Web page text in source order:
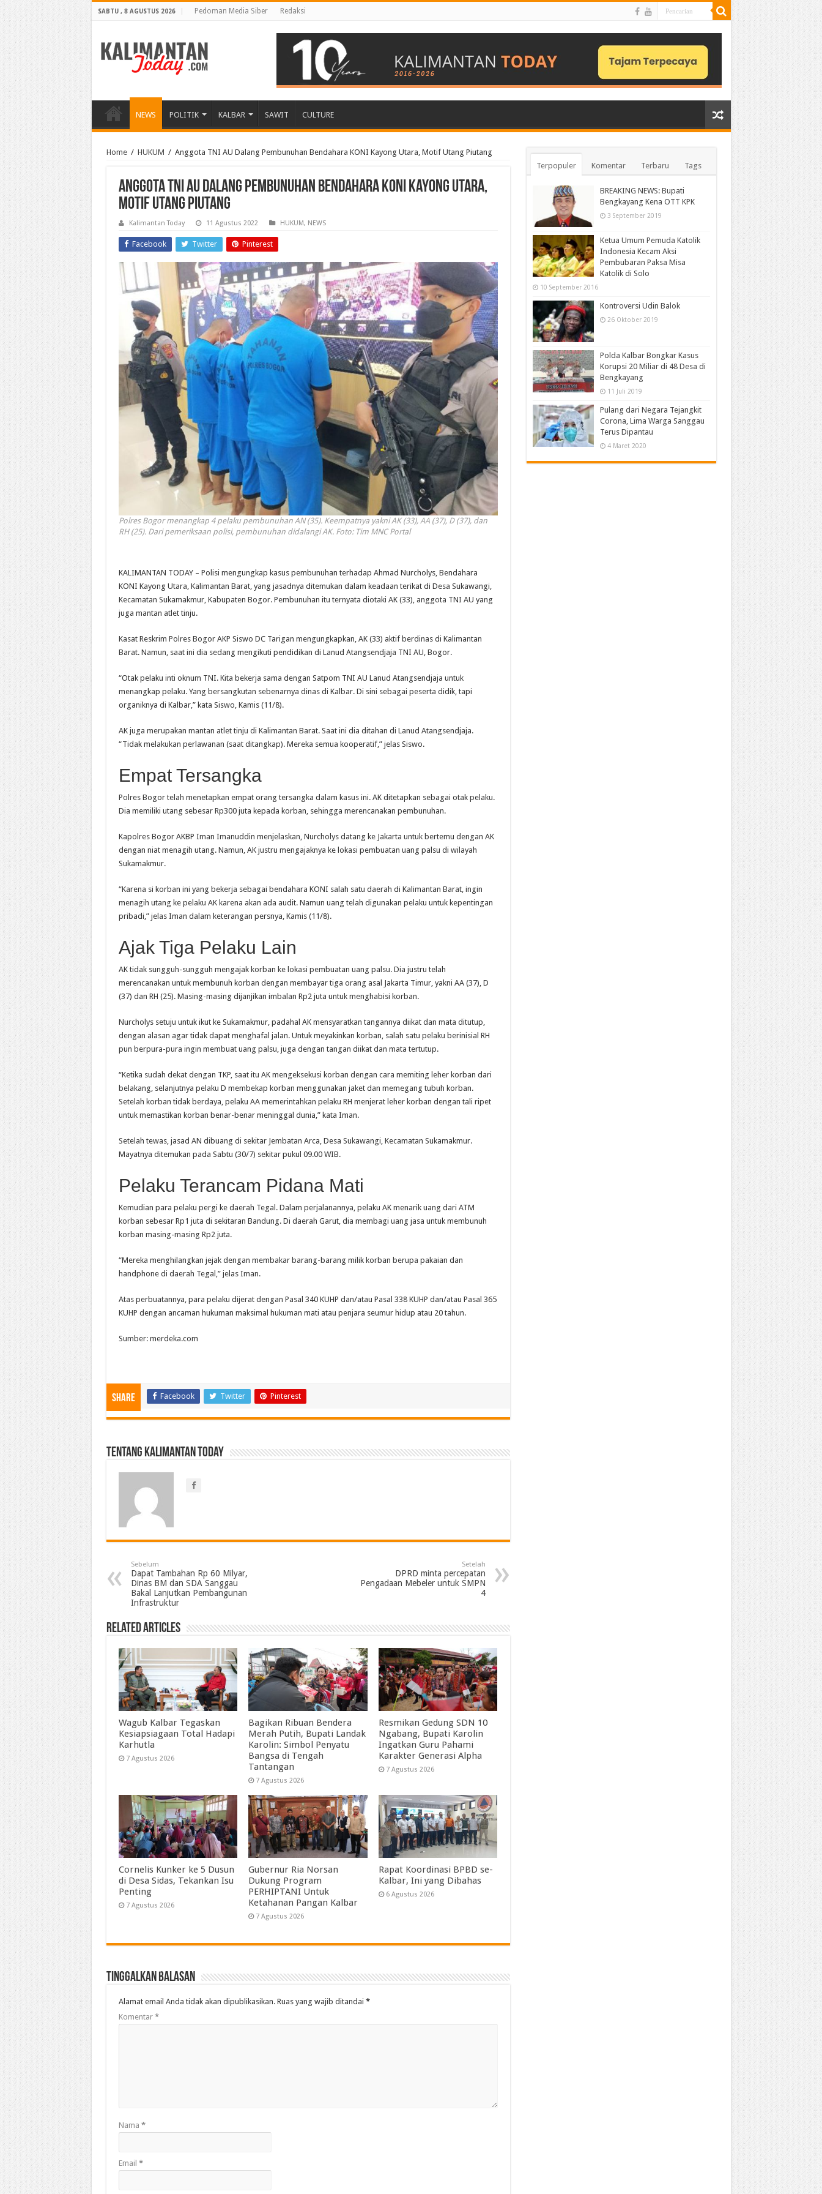
SABTU , 8 AGUSTUS 2026 Pedoman Media Siber Redaksi
NEWS POLITIK KALBAR SAWIT CULTURE
Home / HUKUM / Anggota TNI AU Dalang Pembunuhan Bendahara KONI Kayong Utara, Motif Utang Piutang
Anggota TNI AU Dalang Pembunuhan Bendahara KONI Kayong Utara,
Motif Utang Piutang
Kalimantan Today 11 Agustus 2022 HUKUM, NEWS
Facebook Twitter Pinterest
Polres Bogor menangkap 4 pelaku pembunuhan AN (35). Keempatnya yakni AK (33), AA (37), D (37), dan
RH (25). Dari pemeriksaan polisi, pembunuhan didalangi AK. Foto: Tim MNC Portal
KALIMANTAN TODAY – Polisi mengungkap kasus pembunuhan terhadap Ahmad Nurcholys, Bendahara
KONI Kayong Utara, Kalimantan Barat, yang jasadnya ditemukan dalam keadaan terikat di Desa Sukawangi,
Kecamatan Sukamakmur, Kabupaten Bogor. Pembunuhan itu ternyata diotaki AK (33), anggota TNI AU yang
juga mantan atlet tinju.
Kasat Reskrim Polres Bogor AKP Siswo DC Tarigan mengungkapkan, AK (33) aktif berdinas di Kalimantan
Barat. Namun, saat ini dia sedang mengikuti pendidikan di Lanud Atangsendjaja TNI AU, Bogor.
“Otak pelaku inti oknum TNI. Kita bekerja sama dengan Satpom TNI AU Lanud Atangsendjaja untuk
menangkap pelaku. Yang bersangkutan sebenarnya dinas di Kalbar. Di sini sebagai peserta didik, tapi
organiknya di Kalbar,” kata Siswo, Kamis (11/8).
AK juga merupakan mantan atlet tinju di Kalimantan Barat. Saat ini dia ditahan di Lanud Atangsendjaja.
“Tidak melakukan perlawanan (saat ditangkap). Mereka semua kooperatif,” jelas Siswo.
Empat Tersangka
Polres Bogor telah menetapkan empat orang tersangka dalam kasus ini. AK ditetapkan sebagai otak pelaku.
Dia memiliki utang sebesar Rp300 juta kepada korban, sehingga merencanakan pembunuhan.
Kapolres Bogor AKBP Iman Imanuddin menjelaskan, Nurcholys datang ke Jakarta untuk bertemu dengan AK
dengan niat menagih utang. Namun, AK justru mengajaknya ke lokasi pembuatan uang palsu di wilayah
Sukamakmur.
“Karena si korban ini yang bekerja sebagai bendahara KONI salah satu daerah di Kalimantan Barat, ingin
menagih utang ke pelaku AK karena akan ada audit. Namun uang telah digunakan pelaku untuk kepentingan
pribadi,” jelas Iman dalam keterangan persnya, Kamis (11/8).
Ajak Tiga Pelaku Lain
AK tidak sungguh-sungguh mengajak korban ke lokasi pembuatan uang palsu. Dia justru telah
merencanakan untuk membunuh korban dengan membayar tiga orang asal Jakarta Timur, yakni AA (37), D
(37) dan RH (25). Masing-masing dijanjikan imbalan Rp2 juta untuk menghabisi korban.
Nurcholys setuju untuk ikut ke Sukamakmur, padahal AK mensyaratkan tangannya diikat dan mata ditutup,
dengan alasan agar tidak dapat menghafal jalan. Untuk meyakinkan korban, salah satu pelaku berinisial RH
pun berpura-pura ingin membuat uang palsu, juga dengan tangan diikat dan mata tertutup.
“Ketika sudah dekat dengan TKP, saat itu AK mengeksekusi korban dengan cara memiting leher korban dari
belakang, selanjutnya pelaku D membekap korban menggunakan jaket dan memegang tubuh korban.
Setelah korban tidak berdaya, pelaku AA memerintahkan pelaku RH menjerat leher korban dengan tali ripet
untuk memastikan korban benar-benar meninggal dunia,” kata Iman.
Setelah tewas, jasad AN dibuang di sekitar Jembatan Arca, Desa Sukawangi, Kecamatan Sukamakmur.
Mayatnya ditemukan pada Sabtu (30/7) sekitar pukul 09.00 WIB.
Pelaku Terancam Pidana Mati
Kemudian para pelaku pergi ke daerah Tegal. Dalam perjalanannya, pelaku AK menarik uang dari ATM
korban sebesar Rp1 juta di sekitaran Bandung. Di daerah Garut, dia membagi uang jasa untuk membunuh
korban masing-masing Rp2 juta.
“Mereka menghilangkan jejak dengan membakar barang-barang milik korban berupa pakaian dan
handphone di daerah Tegal,” jelas Iman.
Atas perbuatannya, para pelaku dijerat dengan Pasal 340 KUHP dan/atau Pasal 338 KUHP dan/atau Pasal 365
KUHP dengan ancaman hukuman maksimal hukuman mati atau penjara seumur hidup atau 20 tahun.
Sumber: merdeka.com
Share Facebook Twitter Pinterest
Tentang Kalimantan Today
Sebelum
Dapat Tambahan Rp 60 Milyar,
Dinas BM dan SDA Sanggau
Bakal Lanjutkan Pembangunan
Infrastruktur
Setelah
DPRD minta percepatan
Pengadaan Mebeler untuk SMPN
4
Related Articles
Wagub Kalbar Tegaskan
Kesiapsiagaan Total Hadapi
Karhutla
7 Agustus 2026
Bagikan Ribuan Bendera
Merah Putih, Bupati Landak
Karolin: Simbol Penyatu
Bangsa di Tengah
Tantangan
7 Agustus 2026
Resmikan Gedung SDN 10
Ngabang, Bupati Karolin
Ingatkan Guru Pahami
Karakter Generasi Alpha
7 Agustus 2026
Cornelis Kunker ke 5 Dusun
di Desa Sidas, Tekankan Isu
Penting
7 Agustus 2026
Gubernur Ria Norsan
Dukung Program
PERHIPTANI Untuk
Ketahanan Pangan Kalbar
7 Agustus 2026
Rapat Koordinasi BPBD se-
Kalbar, Ini yang Dibahas
6 Agustus 2026
Tinggalkan Balasan
Alamat email Anda tidak akan dipublikasikan. Ruas yang wajib ditandai *
Komentar *
Nama *
Email *
Terpopuler Komentar Terbaru Tags
BREAKING NEWS: Bupati
Bengkayang Kena OTT KPK
3 September 2019
Ketua Umum Pemuda Katolik
Indonesia Kecam Aksi
Pembubaran Paksa Misa
Katolik di Solo
10 September 2016
Kontroversi Udin Balok
26 Oktober 2019
Polda Kalbar Bongkar Kasus
Korupsi 20 Miliar di 48 Desa di
Bengkayang
11 Juli 2019
Pulang dari Negara Tejangkit
Corona, Lima Warga Sanggau
Terus Dipantau
4 Maret 2020